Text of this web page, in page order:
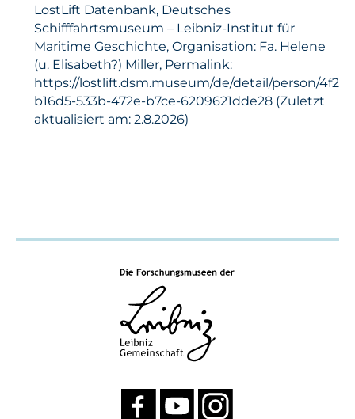
LostLift Datenbank, Deutsches
Schifffahrtsmuseum – Leibniz-Institut für
Maritime Geschichte, Organisation: Fa. Helene
(u. Elisabeth?) Miller, Permalink:
https://lostlift.dsm.museum/de/detail/person/4f2
b16d5-533b-472e-b7ce-6209621dde28 (Zuletzt
aktualisiert am: 2.8.2026)